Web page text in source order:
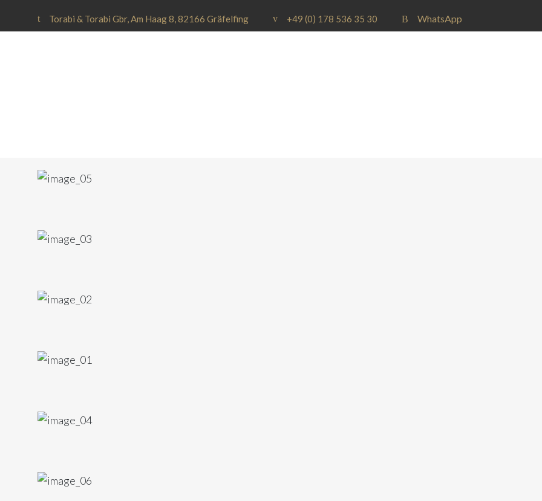
Torabi & Torabi Gbr, Am Haag 8, 82166 Gräfelfing +49 (0) 178 536 35 30 WhatsApp